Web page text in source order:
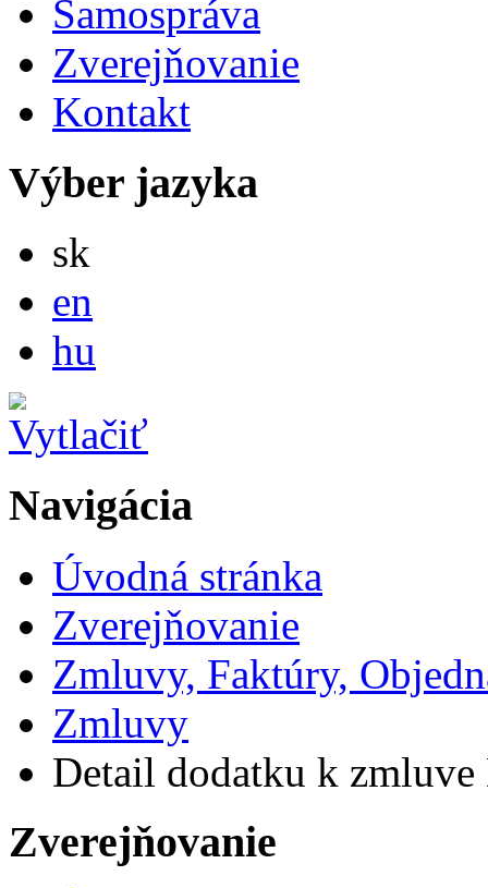
Samospráva
Zverejňovanie
Kontakt
Výber jazyka
sk
en
hu
Navigácia
Úvodná stránka
Zverejňovanie
Zmluvy, Faktúry,
Zmluvy
Detail dodatku k
Zverejňovanie